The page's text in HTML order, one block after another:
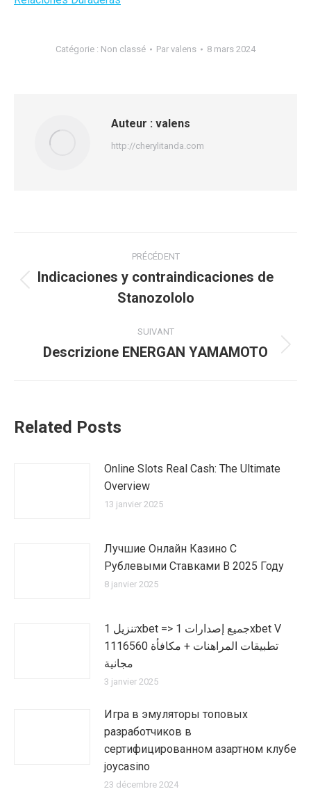
Catégorie : Non classé Par valens 8 mars 2024
Auteur : valens
http://cherylitanda.com
article
PRÉCÉDENT
précédent
Indicaciones y contraindicaciones de
Stanozololo
SUIVANT
Article
Descrizione ENERGAN YAMAMOTO
Related Posts
Online Slots Real Cash: The Ultimate
Overview
13 janvier 2025
Лучшие Онлайн Казино С
Рублевыми Ставками В 2025 Году
8 janvier 2025
تنزيل 1xbet => جميع إصدارات 1xbet V
1116560 تطبيقات المراهنات + مكافأة
مجانية
3 janvier 2025
Игра в эмуляторы топовых
разработчиков в
сертифицированном азартном клубе
joycasino
23 décembre 2024